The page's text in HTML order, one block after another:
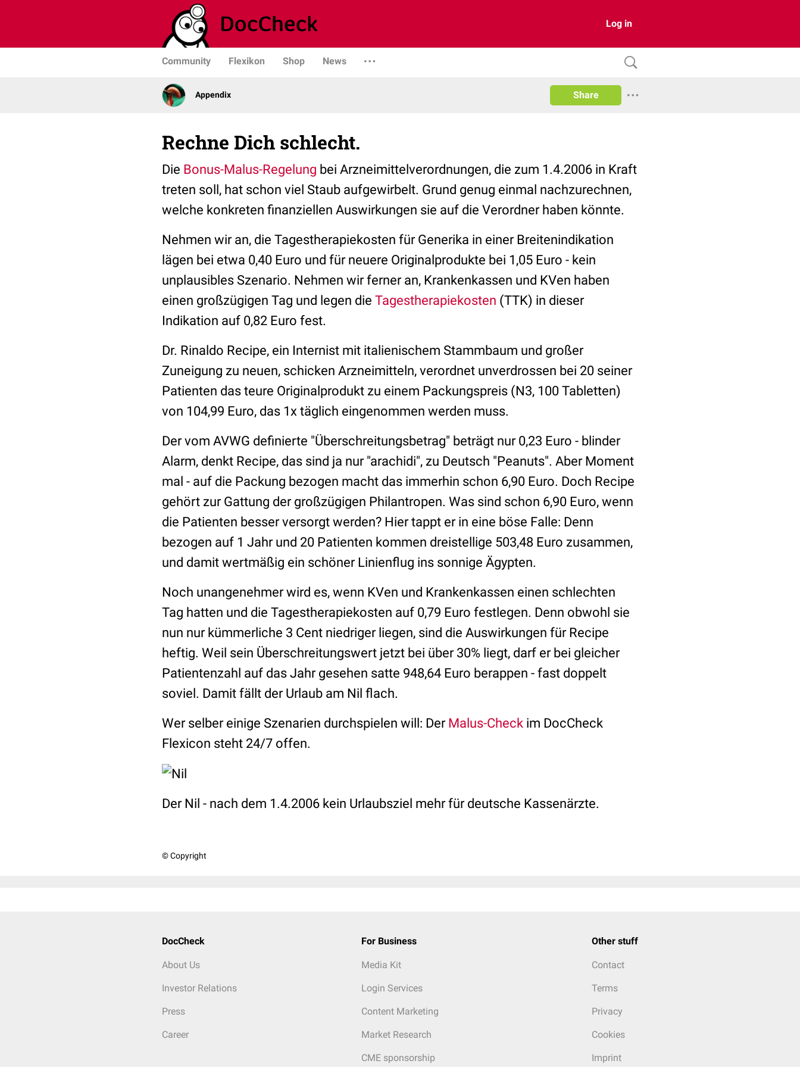
Log in
Community Flexikon Shop News
Appendix Share
Rechne Dich schlecht.
Die Bonus-Malus-Regelung bei Arzneimittelverordnungen, die zum 1.4.2006 in Kraft
treten soll, hat schon viel Staub aufgewirbelt. Grund genug einmal nachzurechnen,
welche konkreten finanziellen Auswirkungen sie auf die Verordner haben könnte.
Nehmen wir an, die Tagestherapiekosten für Generika in einer Breitenindikation
lägen bei etwa 0,40 Euro und für neuere Originalprodukte bei 1,05 Euro - kein
unplausibles Szenario. Nehmen wir ferner an, Krankenkassen und KVen haben
einen großzügigen Tag und legen die Tagestherapiekosten (TTK) in dieser
Indikation auf 0,82 Euro fest.
Dr. Rinaldo Recipe, ein Internist mit italienischem Stammbaum und großer
Zuneigung zu neuen, schicken Arzneimitteln, verordnet unverdrossen bei 20 seiner
Patienten das teure Originalprodukt zu einem Packungspreis (N3, 100 Tabletten)
von 104,99 Euro, das 1x täglich eingenommen werden muss.
Der vom AVWG definierte "Überschreitungsbetrag" beträgt nur 0,23 Euro - blinder
Alarm, denkt Recipe, das sind ja nur "arachidi", zu Deutsch "Peanuts". Aber Moment
mal - auf die Packung bezogen macht das immerhin schon 6,90 Euro. Doch Recipe
gehört zur Gattung der großzügigen Philantropen. Was sind schon 6,90 Euro, wenn
die Patienten besser versorgt werden? Hier tappt er in eine böse Falle: Denn
bezogen auf 1 Jahr und 20 Patienten kommen dreistellige 503,48 Euro zusammen,
und damit wertmäßig ein schöner Linienflug ins sonnige Ägypten.
Noch unangenehmer wird es, wenn KVen und Krankenkassen einen schlechten
Tag hatten und die Tagestherapiekosten auf 0,79 Euro festlegen. Denn obwohl sie
nun nur kümmerliche 3 Cent niedriger liegen, sind die Auswirkungen für Recipe
heftig. Weil sein Überschreitungswert jetzt bei über 30% liegt, darf er bei gleicher
Patientenzahl auf das Jahr gesehen satte 948,64 Euro berappen - fast doppelt
soviel. Damit fällt der Urlaub am Nil flach.
Wer selber einige Szenarien durchspielen will: Der Malus-Check im DocCheck
Flexicon steht 24/7 offen.
Der Nil - nach dem 1.4.2006 kein Urlaubsziel mehr für deutsche Kassenärzte.
© Copyright
DocCheck
About Us
Investor Relations
Press
Career
For Business
Media Kit
Login Services
Content Marketing
Market Research
CME sponsorship
Other stuff
Contact
Terms
Privacy
Cookies
Imprint